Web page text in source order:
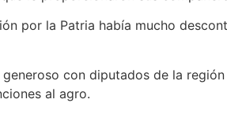
por la Patria había mucho
con diputados de la
al agro.